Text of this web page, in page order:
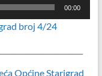
00:00
broj 4/24
Općine Starigrad